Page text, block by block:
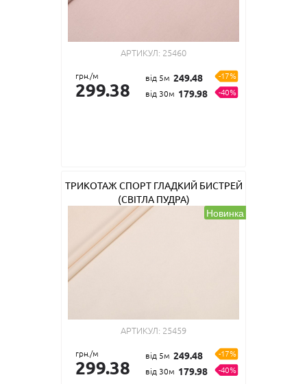
АРТИКУЛ: 25460
грн./м
299.38
від 5м 249.48
-17%
від 30м 179.98 -40%
ТРИКОТАЖ СПОРТ ГЛАДКИЙ БИСТРЕЙ
(СВІТЛА ПУДРА)
Новинка
АРТИКУЛ: 25459
грн./м
299.38
від 5м 249.48
-17%
від 30м 179.98 -40%